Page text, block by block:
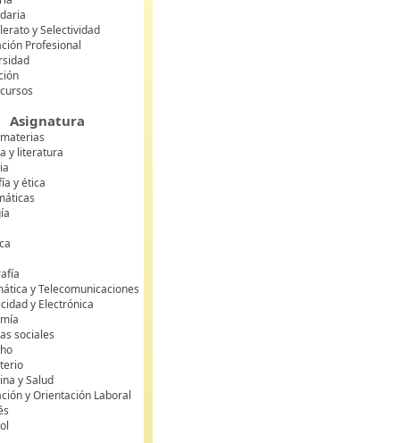
y Selectividad
Profesional
Asignatura
y literatura
y ética
y Telecomunicaciones
y Electrónica
sociales
y Salud
y Orientación Laboral